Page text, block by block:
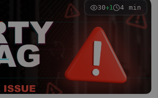
30+1 4 min